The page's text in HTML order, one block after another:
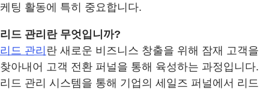
케팅 활동에 특히 중요합니다.
리드 관리란 무엇입니까?
리드 관리 란 새로운 비즈니스 창출을 위해 잠재 고객을
찾아내어 고객 전환 퍼널을 통해 육성하는 과정입니다.
리드 관리 시스템을 통해 기업의 세일즈 퍼널에서 리드